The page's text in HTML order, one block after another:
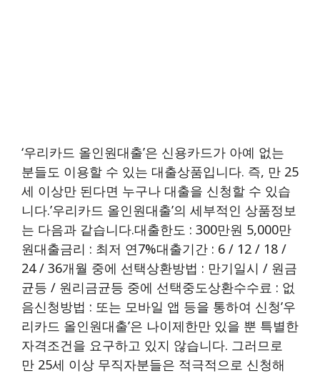
‘우리카드 올인원대출’은 신용카드가 아예 없는
분들도 이용할 수 있는 대출상품입니다. 즉, 만 25
세 이상만 된다면 누구나 대출을 신청할 수 있습
니다.’우리카드 올인원대출’의 세부적인 상품정보
는 다음과 같습니다.대출한도 : 300만원 5,000만
원대출금리 : 최저 연7%대출기간 : 6 / 12 / 18 /
24 / 36개월 중에 선택상환방법 : 만기일시 / 원금
균등 / 원리금균등 중에 선택중도상환수수료 : 없
음신청방법 : 또는 모바일 앱 등을 통하여 신청’우
리카드 올인원대출’은 나이제한만 있을 뿐 특별한
자격조건을 요구하고 있지 않습니다. 그러므로
만 25세 이상 무직자분들은 적극적으로 신청해